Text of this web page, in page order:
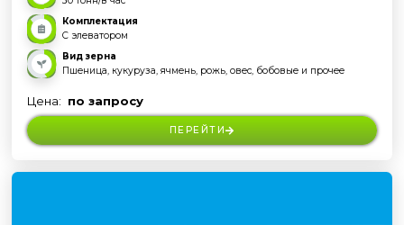
Комплектация
С элеватором
Вид зерна
Пшеница, кукуруза, ячмень, рожь, овес, бобовые и прочее
Цена: по запросу
ПЕРЕЙТИ